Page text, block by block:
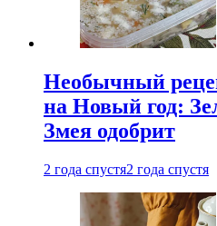
Необычный
на Новый год:
Змея одобрит
2 года спустя2 года спустя